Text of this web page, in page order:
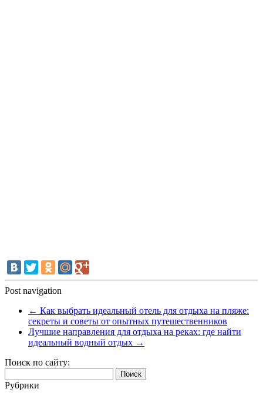
Post navigation
← Как выбрать идеальный отель для отдыха на пляже:
секреты и советы от опытных путешественников
Лучшие направления для отдыха на реках: где найти
идеальный водный отдых →
Поиск по сайту:
Рубрики